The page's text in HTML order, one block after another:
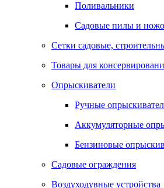
Поливальники
Садовые пилы и
Сетки садовые,
Товары для
Опрыскиватели
Ручные
Аккумуляторные
Бензиновые
Садовые ограждения
Воздуходувные устройства